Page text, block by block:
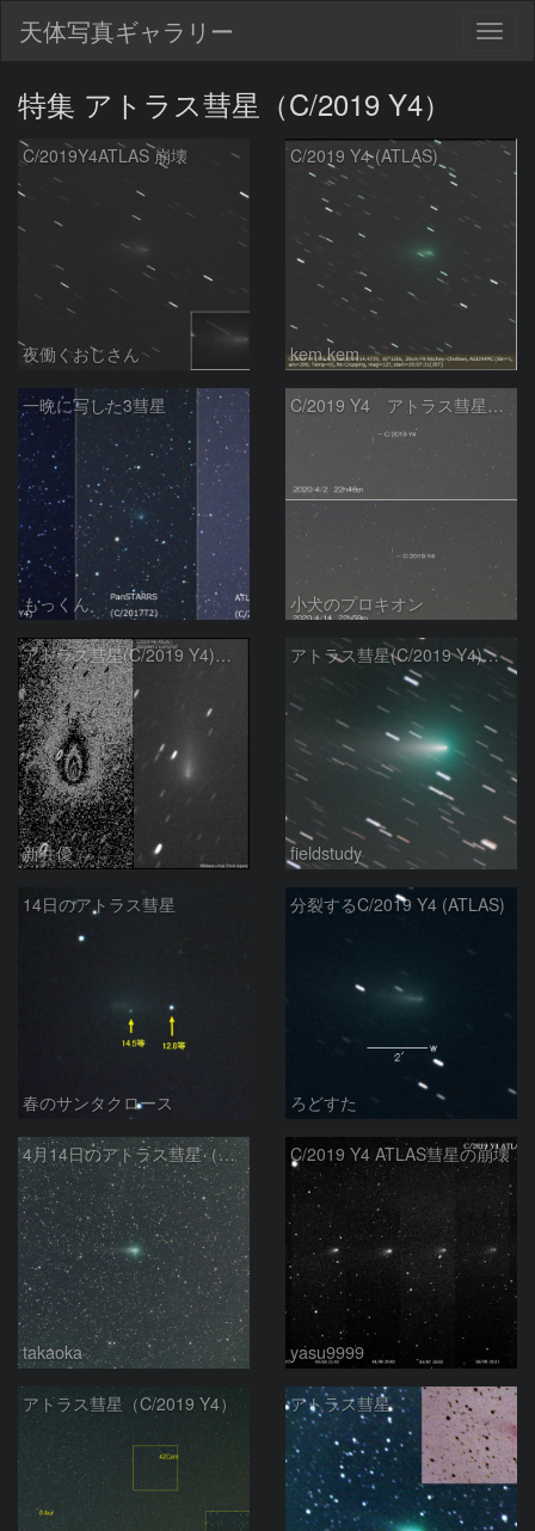
天体写真ギャラリー
特集 アトラス彗星（C/2019 Y4）
C/2019Y4ATLAS 崩壊
夜働くおじさん
C/2019 Y4 (ATLAS)
kem.kem
一晩に写した3彗星
もっくん
C/2019 Y4 アトラス彗星 2020/4/2・4/14
小犬のプロキオン
アトラス彗星(C/2019 Y4)の分裂核：2020/04/14
新井優
アトラス彗星(C/2019 Y4) 4月14日
fieldstudy
14日のアトラス彗星
春のサンタクロース
分裂するC/2019 Y4 (ATLAS)
ろどすた
4月14日のアトラス彗星（C/2019 Y4）
takaoka
C/2019 Y4 ATLAS彗星の崩壊
yasu9999
アトラス彗星（C/2019 Y4） アトラス彗星